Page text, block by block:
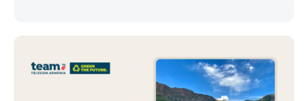
Բնականուն գրաֆիկը Մայիսի 11-ի փոփոխված
գրաֆիկը Երևան Կիլիկիա 09:00-18:00 09:00-17:00
Երևան Անդրանիկ 09:00-18:00 09:00-17:00 Երևան